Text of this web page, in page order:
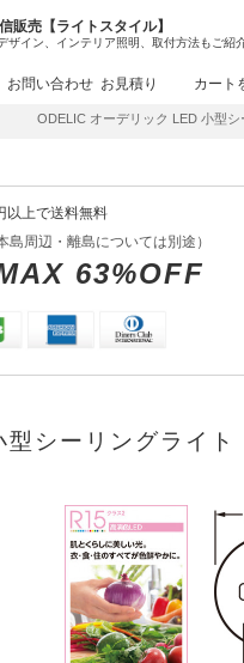
販売【ライトスタイル】
イン、インテリア照明、取付方法もご紹介
お問い合わせ お見積り カート
ODELIC オーデリック LED 小型シー
以上で送料無料
島周辺・離島については別途）
63%OFF
シーリングライ